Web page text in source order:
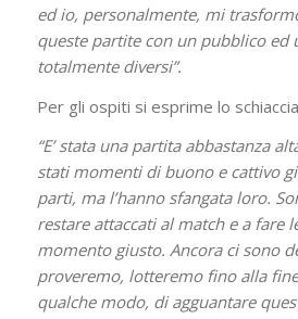
ed io, personalmente, mi
queste partite con un pubblico ed
totalmente diversi”.
Per gli ospiti si esprime lo
“E’ stata una partita abbastanza
stati momenti di buono e cattivo
parti, ma l’hanno sfangata loro.
restare attaccati al match e a fare
momento giusto. Ancora ci sono
proveremo, lotteremo fino alla
qualche modo, di agguantare